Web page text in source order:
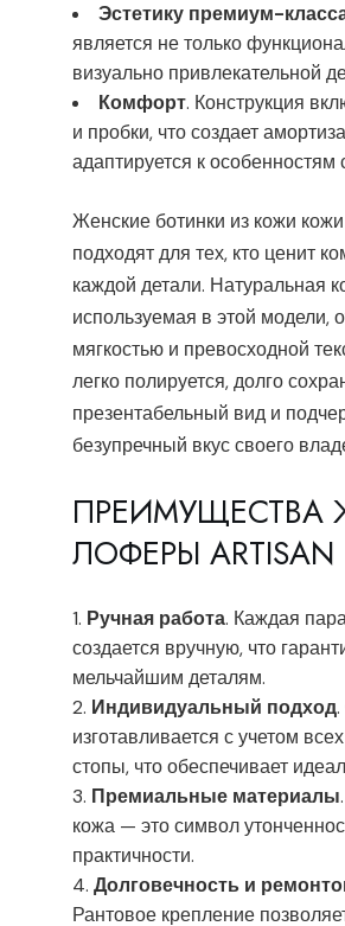
Эстетику премиум-
является не только
визуально привлекательной
Комфорт. Конструкция
и пробки, что создает
адаптируется к особенностям
Женские ботинки из кожи
подходят для тех, кто ценит
каждой детали. Натуральная
используемая в этой модели,
мягкостью и превосходной
легко полируется, долго
презентабельный вид и
безупречный вкус своего
ПРЕИМУЩЕСТВА
ЛОФЕРЫ ARTISAN
Ручная работа. Каждая
создается вручную, что
мельчайшим деталям.
Индивидуальный подход
изготавливается с учетом
стопы, что обеспечивает
Премиальные материалы
кожа — это символ
практичности.
Долговечность и
Рантовое крепление